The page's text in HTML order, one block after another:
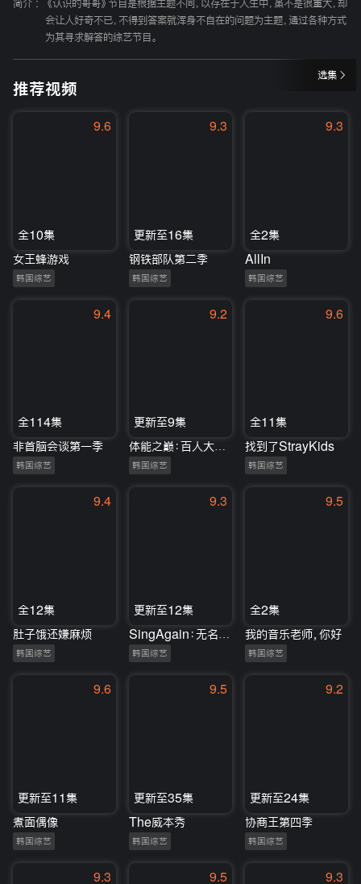
简介 :
《认识的哥哥》节目是根据主题不同，以存在于人生中，虽不是很重大，却
会让人好奇不已，不得到答案就浑身不自在的问题为主题，通过各种方式
为其寻求解答的综艺节目。
选集
推荐视频
9.6
全10集
女王蜂游戏
韩国综艺
9.3
更新至16集
钢铁部队第二季
韩国综艺
9.3
全2集
AllIn
韩国综艺
9.4
全114集
非首脑会谈第一季
韩国综艺
9.2
更新至9集
体能之巅：百人大挑战
韩国综艺
9.6
全11集
找到了StrayKids
韩国综艺
9.4
全12集
肚子饿还嫌麻烦
韩国综艺
9.3
更新至12集
韩国综艺
9.5
全2集
我的音乐老师，你好
韩国综艺
9.6
更新至11集
煮面偶像
韩国综艺
9.5
更新至35集
The威本秀
韩国综艺
9.2
更新至24集
协商王第四季
韩国综艺
9.3 9.5 9.3